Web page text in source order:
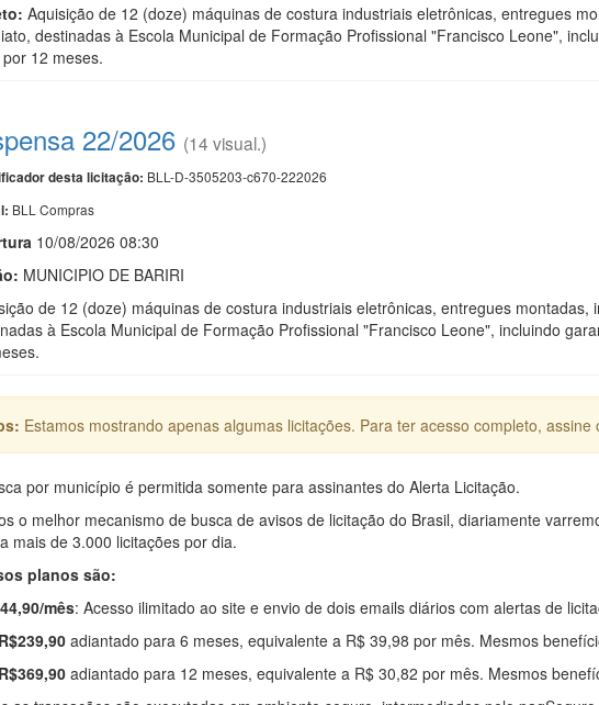
Aquisição de 12 (doze) máquinas de costura industriais eletrônicas, entregues
destinadas à Escola Municipal de Formação Profissional "Francisco Leone",
12 meses.
22/2026 (14 visual.)
desta licitação: BLL-D-3505203-c670-222026
BLL Compras
ura 10/08/2026 08:30
MUNICIPIO DE BARIRI
de 12 (doze) máquinas de costura industriais eletrônicas, entregues
à Escola Municipal de Formação Profissional "Francisco Leone", incluindo
Estamos mostrando apenas algumas licitações. Para ter acesso completo, assine
por município é permitida somente para assinantes do Alerta Licitação.
o melhor mecanismo de busca de avisos de licitação do Brasil, diariamente
mais de 3.000 licitações por dia.
planos são:
mês: Acesso ilimitado ao site e envio de dois emails diários com alertas de
adiantado para 6 meses, equivalente a R$ 39,98 por mês. Mesmos
adiantado para 12 meses, equivalente a R$ 30,82 por mês. Mesmos